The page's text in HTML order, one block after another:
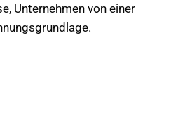
Unternehmen von einer